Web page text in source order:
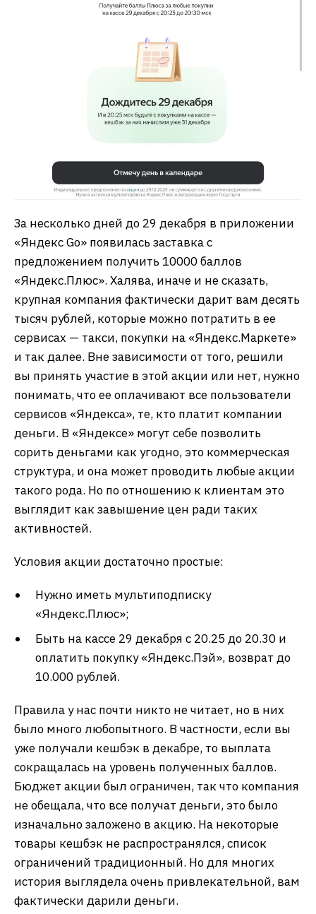
За несколько дней до 29 декабря в приложении
«Яндекс Go» появилась заставка с
предложением получить 10000 баллов
«Яндекс.Плюс». Халява, иначе и не сказать,
крупная компания фактически дарит вам десять
тысяч рублей, которые можно потратить в ее
сервисах — такси, покупки на «Яндекс.Маркете»
и так далее. Вне зависимости от того, решили
вы принять участие в этой акции или нет, нужно
понимать, что ее оплачивают все пользователи
сервисов «Яндекса», те, кто платит компании
деньги. В «Яндексе» могут себе позволить
сорить деньгами как угодно, это коммерческая
структура, и она может проводить любые акции
такого рода. Но по отношению к клиентам это
выглядит как завышение цен ради таких
активностей.
Условия акции достаточно простые:
Нужно иметь мультиподписку
«Яндекс.Плюс»;
Быть на кассе 29 декабря с 20.25 до 20.30 и
оплатить покупку «Яндекс.Пэй», возврат до
10.000 рублей.
Правила у нас почти никто не читает, но в них
было много любопытного. В частности, если вы
уже получали кешбэк в декабре, то выплата
сокращалась на уровень полученных баллов.
Бюджет акции был ограничен, так что компания
не обещала, что все получат деньги, это было
изначально заложено в акцию. На некоторые
товары кешбэк не распространялся, список
ограничений традиционный. Но для многих
история выглядела очень привлекательной, вам
фактически дарили деньги.